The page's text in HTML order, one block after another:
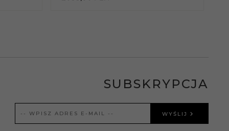
SUBSKRYPCJA
WYŚLIJ